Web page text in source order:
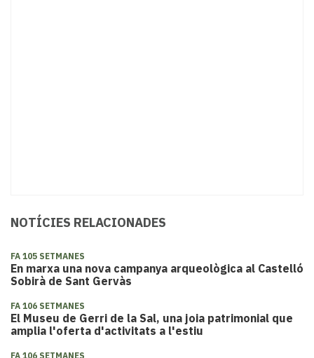
NOTÍCIES RELACIONADES
FA 105 SETMANES
En marxa una nova campanya arqueològica al Castelló
Sobirà de Sant Gervàs
FA 106 SETMANES
El Museu de Gerri de la Sal, una joia patrimonial que
amplia l'oferta d'activitats a l'estiu
FA 106 SETMANES